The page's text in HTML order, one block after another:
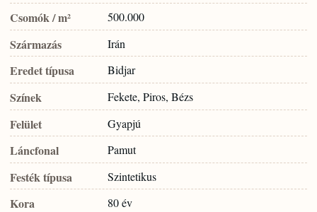
Csomók / m² 500.000
Származás Irán
Eredet típusa Bidjar
Színek Fekete, Piros, Bézs
Felület Gyapjú
Láncfonal Pamut
Festék típusa Szintetikus
Kora 80 év